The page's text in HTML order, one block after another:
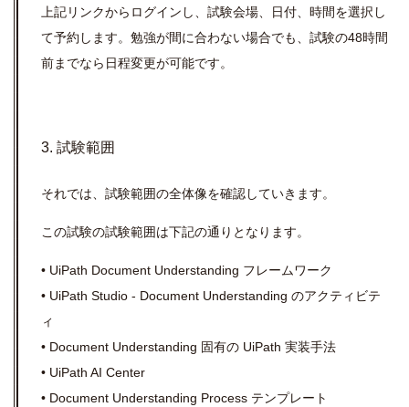
上記リンクからログインし、試験会場、日付、時間を選択し
て予約します。勉強が間に合わない場合でも、試験の48時間
前までなら日程変更が可能です。
3. 試験範囲
それでは、試験範囲の全体像を確認していきます。
この試験の試験範囲は下記の通りとなります。
• UiPath Document Understanding フレームワーク
• UiPath Studio - Document Understanding のアクティビテ
ィ
• Document Understanding 固有の UiPath 実装手法
• UiPath AI Center
• Document Understanding Process テンプレート